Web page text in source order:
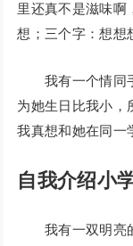
里还真不是滋味啊
想；三个字：想想
我有一个情同手
为她生日比我小，
我真想和她在同一
自我介绍小
我有一双明亮的